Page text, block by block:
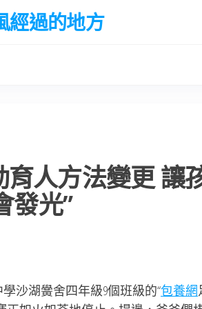
經過的地方
人方法變更 讓
發光”
沙湖黌舍四年級9個班級的“包養網